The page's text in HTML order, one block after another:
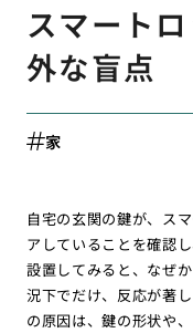
スマート
外な盲点
家
自宅の玄関の鍵が、ス
アしていることを確認
設置してみると、なぜ
況下でだけ、反応が著
の原因は、鍵の形状や